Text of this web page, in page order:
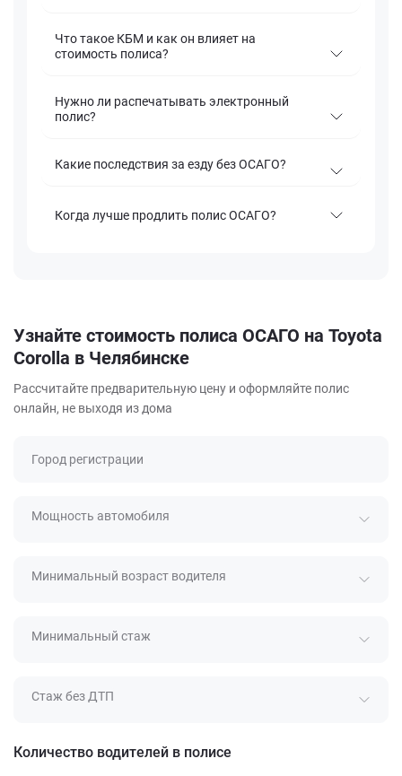
Что такое КБМ и как он влияет на
стоимость полиса?
Нужно ли распечатывать электронный
полис?
Какие последствия за езду без ОСАГО?
Когда лучше продлить полис ОСАГО?
Узнайте стоимость полиса ОСАГО на Toyota
Corolla в Челябинске
Рассчитайте предварительную цену и оформляйте полис
онлайн, не выходя из дома
Город регистрации
Мощность автомобиля
Минимальный возраст водителя
Минимальный стаж
Стаж без ДТП
Количество водителей в полисе